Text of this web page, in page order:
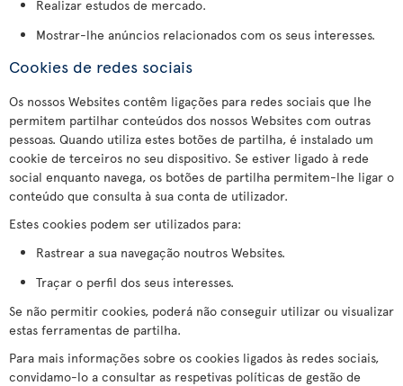
Realizar estudos de mercado.
Mostrar-lhe anúncios relacionados com os seus interesses.
Cookies de redes sociais
Os nossos Websites contêm ligações para redes sociais que lhe
permitem partilhar conteúdos dos nossos Websites com outras
pessoas. Quando utiliza estes botões de partilha, é instalado um
cookie de terceiros no seu dispositivo. Se estiver ligado à rede
social enquanto navega, os botões de partilha permitem-lhe ligar o
conteúdo que consulta à sua conta de utilizador.
Estes cookies podem ser utilizados para:
Rastrear a sua navegação noutros Websites.
Traçar o perfil dos seus interesses.
Se não permitir cookies, poderá não conseguir utilizar ou visualizar
estas ferramentas de partilha.
Para mais informações sobre os cookies ligados às redes sociais,
convidamo-lo a consultar as respetivas políticas de gestão de